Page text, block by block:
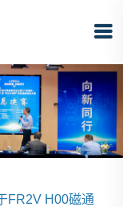
FR2V H00磁通